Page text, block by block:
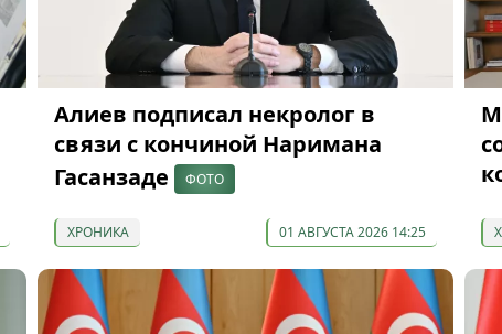
Алиев подписал некролог в
связи с кончиной Наримана
Гасанзаде
ФОТО
ХРОНИКА 01 АВГУСТА 2026 14:25